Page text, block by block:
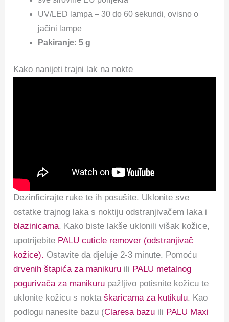
UV/LED lampa – 30 do 60 sekundi, ovisno o
jačini lampe
Pakiranje: 5 g
Kako nanijeti trajni lak na nokte
Dezinficirajte ruke te ih posušite. Uklonite sve
ostatke trajnog laka s noktiju odstranjivačem laka i
blazinicama. Kako biste lakše uklonili višak kožice,
upotrijebite PALU cuticle remover (odstranjivač
kožice). Ostavite da djeluje 2-3 minute. Pomoću
drvenih štapića za manikuru ili PALU metalnog
pogurivača za manikuru pažljivo potisnite kožicu te
uklonite kožicu s noktaškaricama za kutikulu. Kao
podlogu nanesite bazu (Claresa bazu ili PALU Maxi